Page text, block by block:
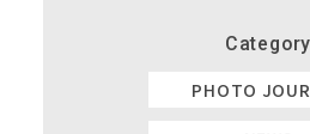
Category
PHOTO